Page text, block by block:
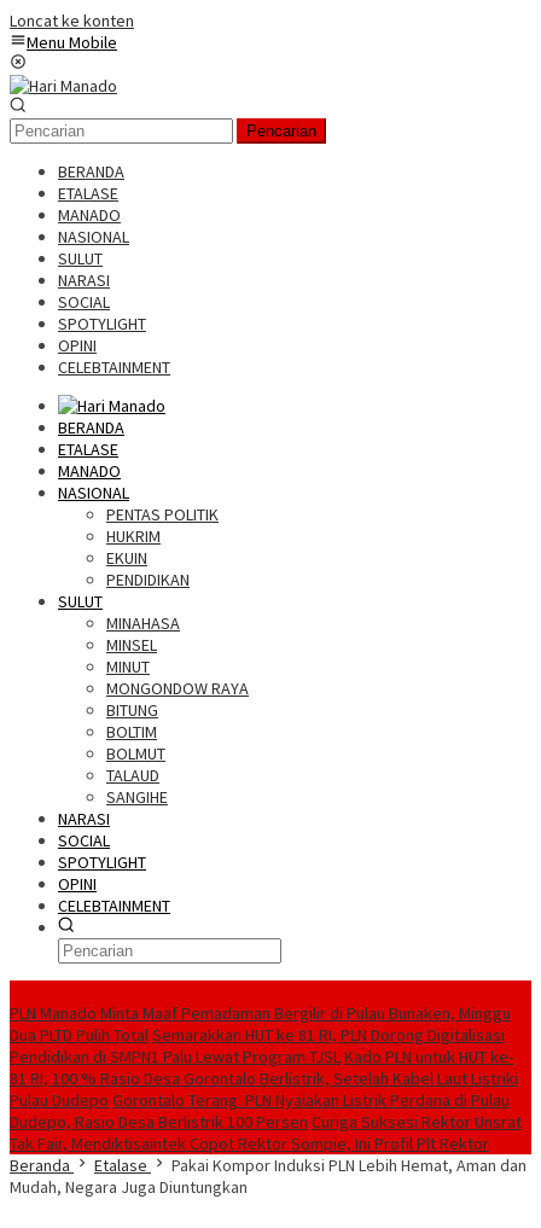
Loncat ke konten
Menu Mobile
Pencarian
BERANDA
ETALASE
MANADO
NASIONAL
SULUT
NARASI
SOCIAL
SPOTYLIGHT
OPINI
CELEBTAINMENT
BERANDA
ETALASE
MANADO
NASIONAL
PENTAS POLITIK
HUKRIM
EKUIN
PENDIDIKAN
SULUT
MINAHASA
MINSEL
MINUT
MONGONDOW RAYA
BITUNG
BOLTIM
BOLMUT
TALAUD
SANGIHE
NARASI
SOCIAL
SPOTYLIGHT
OPINI
CELEBTAINMENT
PLN Manado Minta Maaf Pemadaman Bergilir di Pulau Bunaken, Minggu
Dua PLTD Pulih TotalSemarakkan HUT ke 81 RI, PLN Dorong Digitalisasi
Pendidikan di SMPN1 Palu Lewat Program TJSLKado PLN untuk HUT ke-
81 RI, 100 % Rasio Desa Gorontalo Berlistrik, Setelah Kabel Laut Listriki
Pulau Dudepo Gorontalo Terang. PLN Nyalakan Listrik Perdana di Pulau
Dudepo, Rasio Desa Berlistrik 100 Persen Curiga Suksesi Rektor Unsrat
Tak Fair, Mendiktisaintek Copot Rektor Sompie, Ini Profil Plt Rektor
Beranda
Etalase
Pakai Kompor Induksi PLN Lebih Hemat, Aman dan
Mudah, Negara Juga Diuntungkan